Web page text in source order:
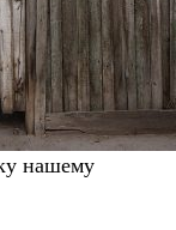
нашему